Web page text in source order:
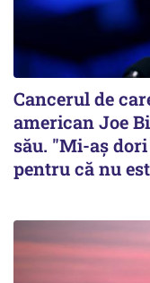
Cancerul de
american Joe
său. "Mi-aș
pentru că nu